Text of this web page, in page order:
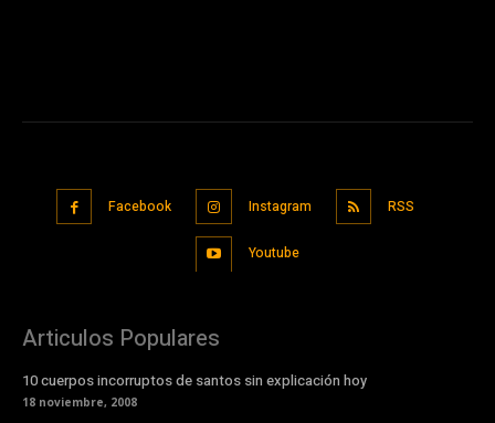
Facebook Instagram RSS
Youtube
Articulos Populares
10 cuerpos incorruptos de santos sin explicación hoy
18 noviembre, 2008